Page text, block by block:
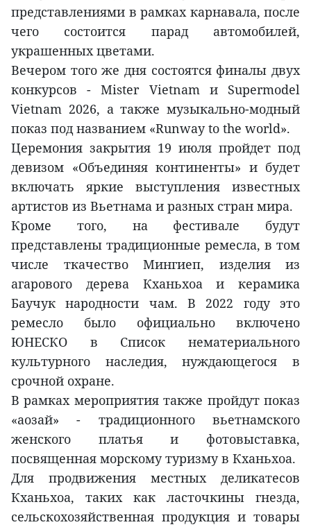
представлениями в рамках карнавала, после
чего состоится парад автомобилей,
украшенных цветами.
Вечером того же дня состоятся финалы двух
конкурсов - Mister Vietnam и Supermodel
Vietnam 2026, а также музыкально-модный
показ под названием «Runway to the world».
Церемония закрытия 19 июля пройдет под
девизом «Объединяя континенты» и будет
включать яркие выступления известных
артистов из Вьетнама и разных стран мира.
Кроме того, на фестивале будут
представлены традиционные ремесла, в том
числе ткачество Мингиеп, изделия из
агарового дерева Кханьхоа и керамика
Баучук народности чам. В 2022 году это
ремесло было официально включено
ЮНЕСКО в Список нематериального
культурного наследия, нуждающегося в
срочной охране.
В рамках мероприятия также пройдут показ
«аозай» - традиционного вьетнамского
женского платья и фотовыставка,
посвященная морскому туризму в Кханьхоа.
Для продвижения местных деликатесов
Кханьхоа, таких как ласточкины гнезда,
сельскохозяйственная продукция и товары